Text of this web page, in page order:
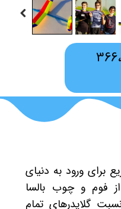
برای ورود به دنیای
فوم و چوب بالسا
گلایدرهای تمام